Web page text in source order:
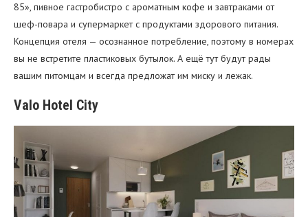
85», пивное гастробистро с ароматным кофе и завтраками от
шеф-повара и супермаркет с продуктами здорового питания.
Концепция отеля — осознанное потребление, поэтому в номерах
вы не встретите пластиковых бутылок. А ещё тут будут рады
вашим питомцам и всегда предложат им миску и лежак.
Valo Hotel City